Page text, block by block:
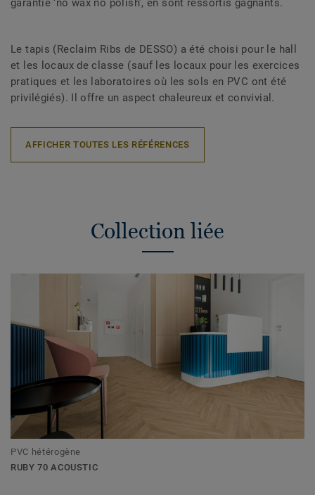
garantie ‘no wax no polish’, en sont ressortis gagnants.
Le tapis (Reclaim Ribs de DESSO) a été choisi pour le hall
et les locaux de classe (sauf les locaux pour les exercices
pratiques et les laboratoires où les sols en PVC ont été
privilégiés). Il offre un aspect chaleureux et convivial.
AFFICHER TOUTES LES RÉFÉRENCES
Collection liée
PVC hétérogène
RUBY 70 ACOUSTIC